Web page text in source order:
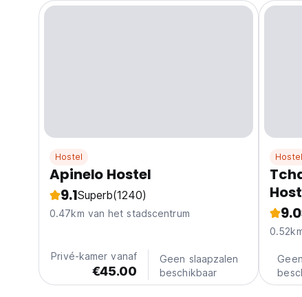
Hostel
Apinelo Hostel
9.1Superb(1240)
0.47km van het stadscentrum
Privé-kamer vanaf
€45.00
Geen slaapzalen
beschikbaar
Hostel
9.0